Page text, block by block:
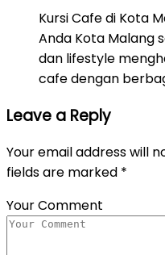
Kursi Cafe di Kota
Anda Kota Malang
dan lifestyle
cafe dengan
Leave a Reply
Your email address will
fields are marked *
Your Comment